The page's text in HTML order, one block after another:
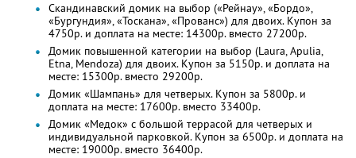
Скандинавский домик на выбор («Рейнау», «Бордо»,
«Бургундия», «Тоскана», «Прованс») для двоих. Купон за
4750р. и доплата на месте: 14300р. вместо 27200р.
Домик повышенной категории на выбор (Laura, Apulia,
Etna, Mendoza) для двоих. Купон за 5150р. и доплата на
месте: 15300р. вместо 29200р.
Домик «Шампань» для четверых. Купон за 5800р. и
доплата на месте: 17600р. вместо 33400р.
Домик «Медок» с большой террасой для четверых и
индивидуальной парковкой. Купон за 6500р. и доплата на
месте: 19000р. вместо 36400р.